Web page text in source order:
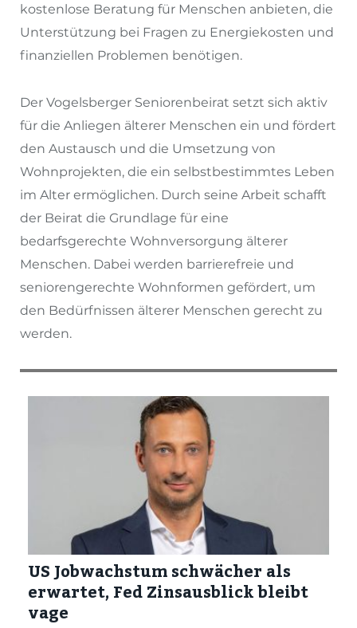
kostenlose Beratung für Menschen anbieten, die
Unterstützung bei Fragen zu Energiekosten und
finanziellen Problemen benötigen.
Der Vogelsberger Seniorenbeirat setzt sich aktiv
für die Anliegen älterer Menschen ein und fördert
den Austausch und die Umsetzung von
Wohnprojekten, die ein selbstbestimmtes Leben
im Alter ermöglichen. Durch seine Arbeit schafft
der Beirat die Grundlage für eine
bedarfsgerechte Wohnversorgung älterer
Menschen. Dabei werden barrierefreie und
seniorengerechte Wohnformen gefördert, um
den Bedürfnissen älterer Menschen gerecht zu
werden.
US Jobwachstum schwächer als
erwartet, Fed Zinsausblick bleibt
vage